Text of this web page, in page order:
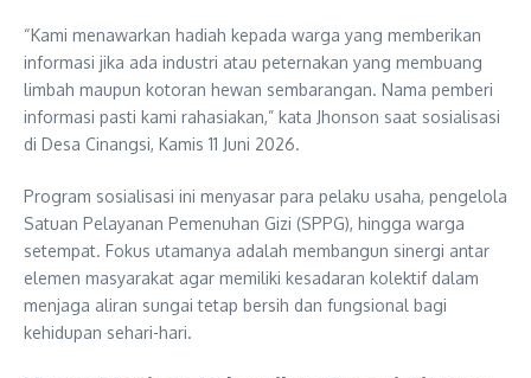
“Kami menawarkan hadiah kepada warga yang memberikan
informasi jika ada industri atau peternakan yang membuang
limbah maupun kotoran hewan sembarangan. Nama pemberi
informasi pasti kami rahasiakan,” kata Jhonson saat sosialisasi
di Desa Cinangsi, Kamis 11 Juni 2026.
Program sosialisasi ini menyasar para pelaku usaha, pengelola
Satuan Pelayanan Pemenuhan Gizi (SPPG), hingga warga
setempat. Fokus utamanya adalah membangun sinergi antar
elemen masyarakat agar memiliki kesadaran kolektif dalam
menjaga aliran sungai tetap bersih dan fungsional bagi
kehidupan sehari-hari.